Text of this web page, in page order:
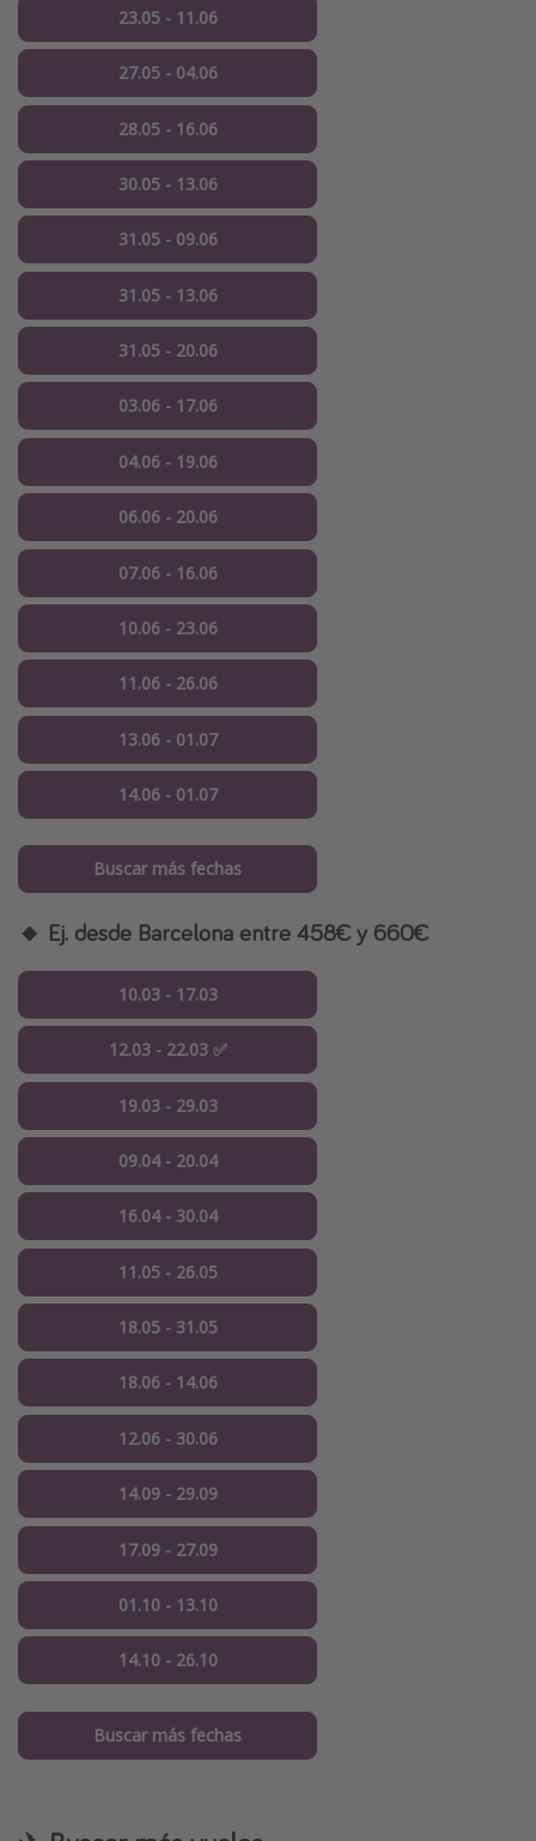
23.05 - 11.06
27.05 - 04.06
28.05 - 16.06
30.05 - 13.06
31.05 - 09.06
31.05 - 13.06
31.05 - 20.06
03.06 - 17.06
04.06 - 19.06
06.06 - 20.06
07.06 - 16.06
10.06 - 23.06
11.06 - 26.06
13.06 - 01.07
14.06 - 01.07
Buscar más fechas
🔸 Ej. desde Barcelona entre 458€ y 660€
10.03 - 17.03
12.03 - 22.03 ✅
19.03 - 29.03
09.04 - 20.04
16.04 - 30.04
11.05 - 26.05
18.05 - 31.05
18.06 - 14.06
12.06 - 30.06
14.09 - 29.09
17.09 - 27.09
01.10 - 13.10
14.10 - 26.10
Buscar más fechas